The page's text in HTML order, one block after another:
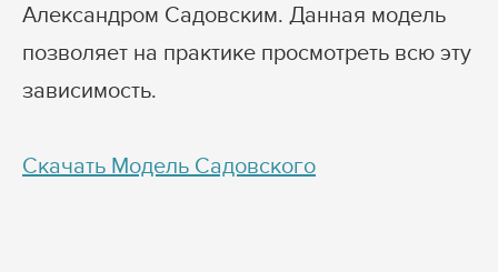
Александром Садовским. Данная модель
позволяет на практике просмотреть всю эту
зависимость.
Скачать Модель Садовского